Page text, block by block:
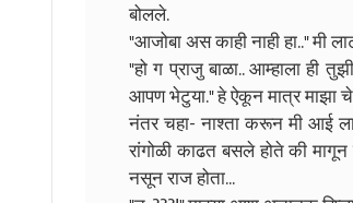
बोलले.
"आजोबा अस काही नाही हा.." मी
"हो ग प्राजु बाळा.. आम्हाला
आपण भेटुया." हे ऐकून मात्र माझा
नंतर चहा- नाश्ता करून मी आई
रांगोळी काढत बसले होते की मागून
नसून राज होता...